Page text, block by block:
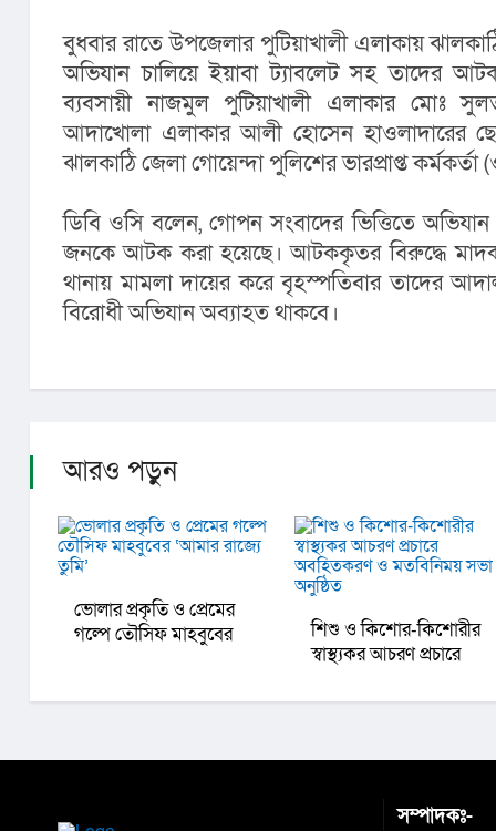
বুধবার রাতে উপজেলার পুটিয়াখালী এলাকায়
অভিযান চালিয়ে ইয়াবা ট্যাবলেট সহ তাদের
ব্যবসায়ী নাজমুল পুটিয়াখালী এলাকার মোঃ
আদাখোলা এলাকার আলী হোসেন হাওলাদারের
ঝালকাঠি জেলা গোয়েন্দা পুলিশের ভারপ্রাপ্ত কর্মকর্তা
ডিবি ওসি বলেন, গোপন সংবাদের ভিত্তিতে
জনকে আটক করা হয়েছে। আটককৃতর বিরুদ্ধে মাদক
থানায় মামলা দায়ের করে বৃহস্পতিবার তাদের
বিরোধী অভিযান অব‍্যাহত থাকবে।
আরও পড়ুন
ভোলার প্রকৃতি ও প্রেমের
গল্পে তৌসিফ মাহবুবের
শিশু ও কিশোর-কিশোরীর
স্বাস্থ্যকর আচরণ প্রচারে
সভা অনুষ্ঠিত
সম্পাদকঃ-